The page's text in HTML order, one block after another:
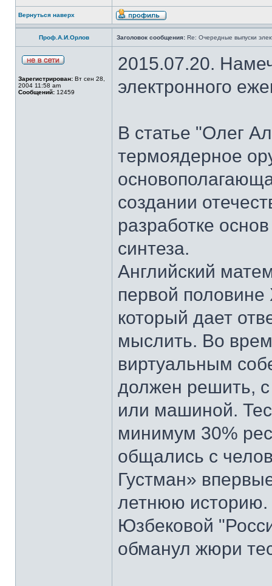
Вернуться наверх
Проф.А.И.Орлов Заголовок сообщения: Re: Очередные выпуски
Зарегистрирован: Вт сен 28,
2004 11:58 am
Сообщений: 12459
2015.07.20.
электронного
В статье "Олег
термоядерное
создании
разработке
синтеза.
Английский
первой
который дает
мыслить. Во
виртуальным
должен решить, с
или машиной.
минимум 30%
общались с
Густман»
летнюю историю.
Юзбековой
обманул жюри